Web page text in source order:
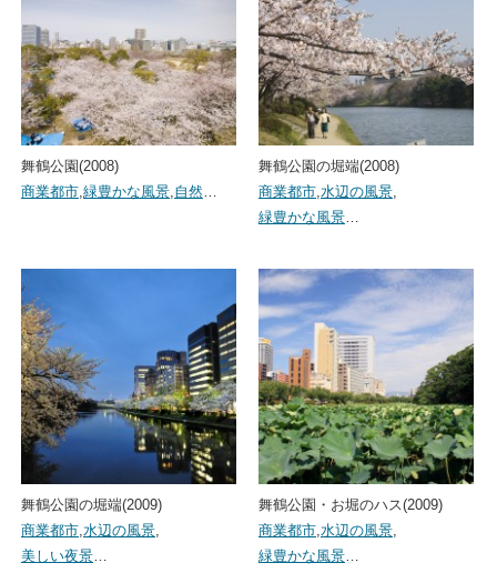
舞鶴公園(2008)
商業都市,緑豊かな風景,自然…
舞鶴公園の堀端(2008)
商業都市,水辺の風景,
緑豊かな風景…
舞鶴公園の堀端(2009)
商業都市,水辺の風景,
美しい夜景…
舞鶴公園・お堀のハス(2009)
商業都市,水辺の風景,
緑豊かな風景…